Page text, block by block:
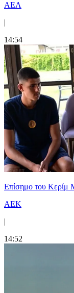
ΑΕΛ
|
14:54
Επίσημο του Κερίμ
ΑΕΚ
|
14:52